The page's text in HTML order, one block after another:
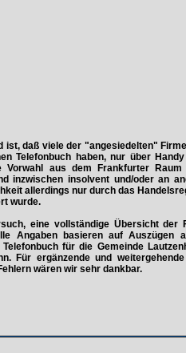
ist, daß viele der "angesiedelten"
Telefonbuch haben, nur über
Vorwahl aus dem Frankfurter
inzwischen insolvent und/oder an
allerdings nur durch das
wurde.
eine vollständige Übersicht der
Angaben basieren auf Auszügen
für die Gemeinde
Für ergänzende und
wären wir sehr dankbar.